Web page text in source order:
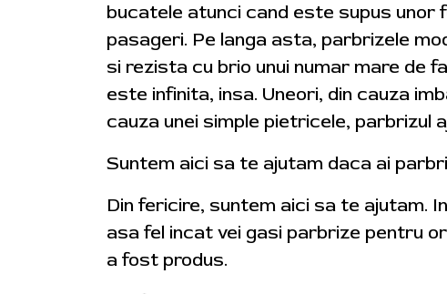
bucatele atunci cand este supus
pasageri. Pe langa asta, parbrizele
si rezista cu brio unui numar mare de
este infinita, insa. Uneori, din cauza
cauza unei simple pietricele, parbrizul
Suntem aici sa te ajutam daca ai
Din fericire, suntem aici sa te ajutam.
asa fel incat vei gasi parbrize pentru
a fost produs.